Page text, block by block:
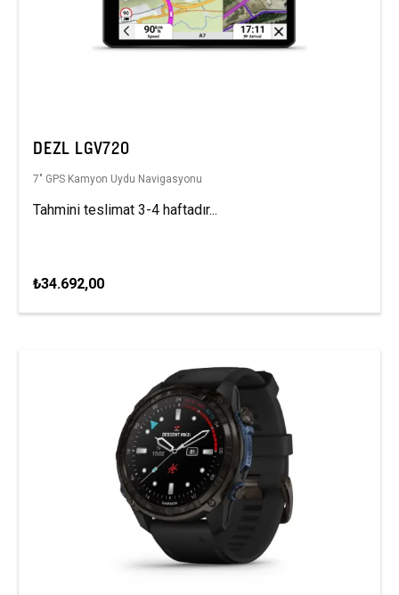
DEZL LGV720
7″ GPS Kamyon Uydu Navigasyonu
Tahmini teslimat 3-4 haftadır...
₺34.692,00